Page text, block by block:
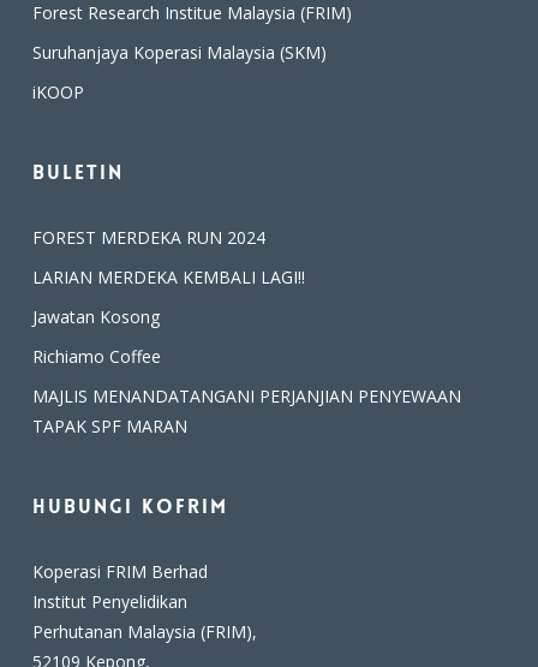
Forest Research Institue Malaysia (FRIM)
Suruhanjaya Koperasi Malaysia (SKM)
iKOOP
Buletin
FOREST MERDEKA RUN 2024
LARIAN MERDEKA KEMBALI LAGI!!
Jawatan Kosong
Richiamo Coffee
MAJLIS MENANDATANGANI PERJANJIAN PENYEWAAN
TAPAK SPF MARAN
Hubungi Kofrim
Koperasi FRIM Berhad
Institut Penyelidikan
Perhutanan Malaysia (FRIM),
52109 Kepong,